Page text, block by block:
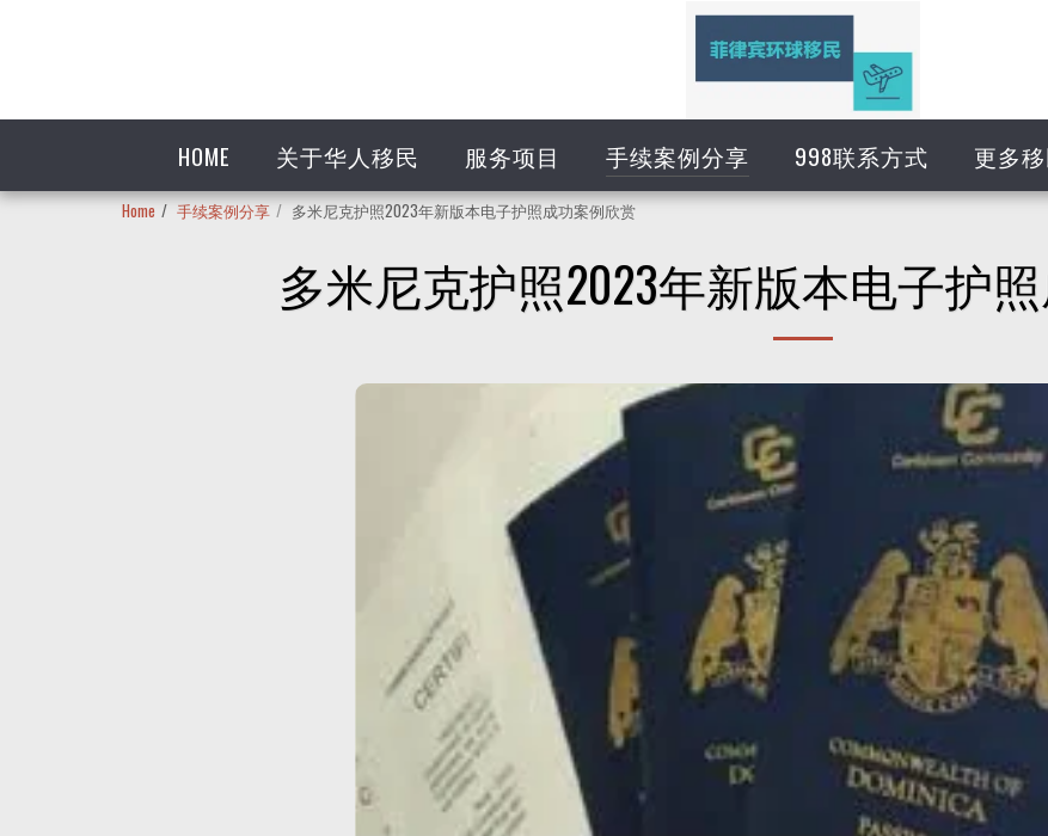
HOME 关于华人移民 服务项目 手续案例分享 998联系方式 更多
Home 手续案例分享 多米尼克护照2023年新版本电子护照成功案例欣赏
多米尼克护照2023年新版本电子护